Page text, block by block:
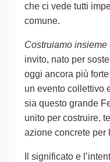
che ci vede tutti
comune.
Costruiamo
invito, nato per
oggi ancora più
un evento collettivo
sia questo grande
unito per costruire,
azione concrete per
Il significato e